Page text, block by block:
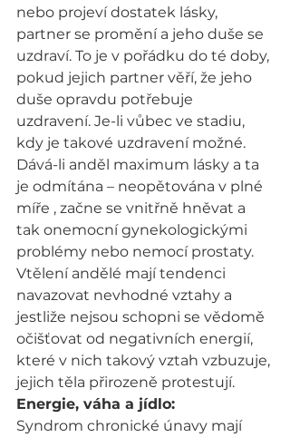
nebo projeví dostatek lásky,
partner se promění a jeho duše se
uzdraví. To je v pořádku do té doby,
pokud jejich partner věří, že jeho
duše opravdu potřebuje
uzdravení. Je-li vůbec ve stadiu,
kdy je takové uzdravení možné.
Dává-li anděl maximum lásky a ta
je odmítána – neopětována v plné
míře , začne se vnitřně hněvat a
tak onemocní gynekologickými
problémy nebo nemocí prostaty.
Vtělení andělé mají tendenci
navazovat nevhodné vztahy a
jestliže nejsou schopni se vědomě
očišťovat od negativních energií,
které v nich takový vztah vzbuzuje,
jejich těla přirozeně protestují.
Energie, váha a jídlo:
Syndrom chronické únavy mají